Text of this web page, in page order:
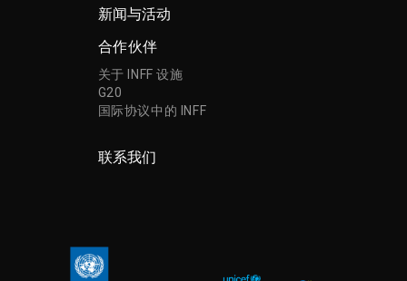
新闻与活动
合作伙伴
关于 INFF 设施
G20
国际协议中的 INFF
联系我们